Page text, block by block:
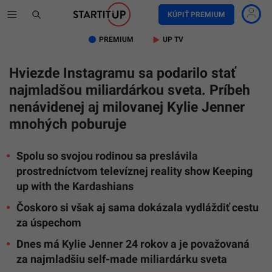
KÚPIŤ PREMIUM
PREMIUM UP TV
Hviezde Instagramu sa podarilo stať
najmladšou miliardárkou sveta. Príbeh
nenávidenej aj milovanej Kylie Jenner
mnohých poburuje
Spolu so svojou rodinou sa preslávila
prostredníctvom televíznej reality show Keeping
up with the Kardashians
Čoskoro si však aj sama dokázala vydláždiť cestu
za úspechom
Dnes má Kylie Jenner 24 rokov a je považovaná
za najmladšiu self-made miliardárku sveta